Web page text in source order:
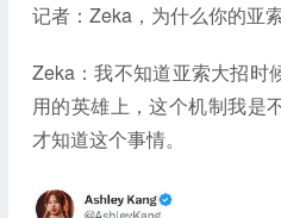
记者：Zeka，为什么你的亚
Zeka：我不知道亚索大招时
用的英雄上，这个机制我是
才知道这个事情。